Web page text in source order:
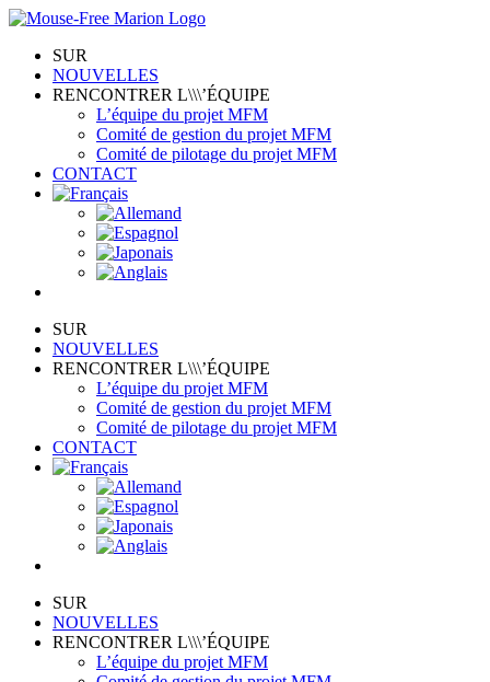
Skip
contentSUR
NOUVELLES
RENCONTRER L\\\’ÉQUIPE
L’équipe du projet MFM
Comité de gestion du projet MFM
Comité de pilotage du projet MFM
CONTACT
SUR
NOUVELLES
RENCONTRER L\\\’ÉQUIPE
L’équipe du projet MFM
Comité de gestion du projet MFM
Comité de pilotage du projet MFM
CONTACT
SUR
NOUVELLES
RENCONTRER L\\\’ÉQUIPE
L’équipe du projet MFM